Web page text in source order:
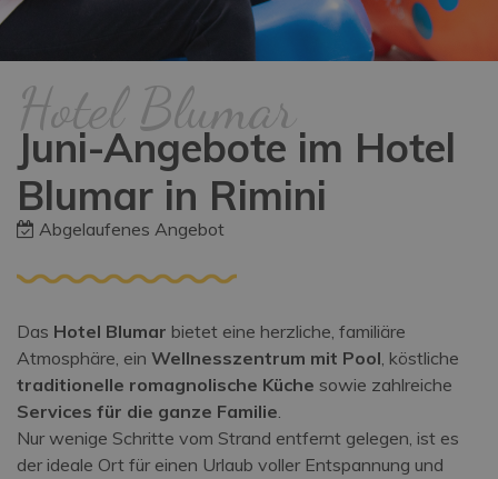
Hotel Blumar
Juni-Angebote im Hotel
Blumar in Rimini
Abgelaufenes Angebot
Das Hotel Blumar bietet eine herzliche, familiäre
Atmosphäre, ein Wellnesszentrum mit Pool, köstliche
traditionelle romagnolische Küche sowie zahlreiche
Services für die ganze Familie.
Nur wenige Schritte vom Strand entfernt gelegen, ist es
der ideale Ort für einen Urlaub voller Entspannung und